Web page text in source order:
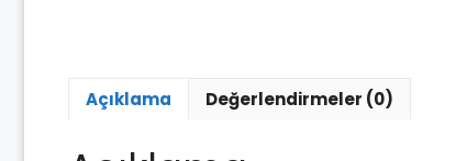
Açıklama Değerlendirmeler (0)